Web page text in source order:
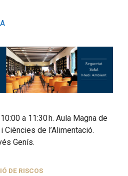
a 11:30 h. Aula Magna de
Ciències de l’Alimentació.
Genís.
DE RISCOS